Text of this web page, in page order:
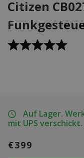
Citizen
Auf Lager.
mit UPS verschickt.
€399